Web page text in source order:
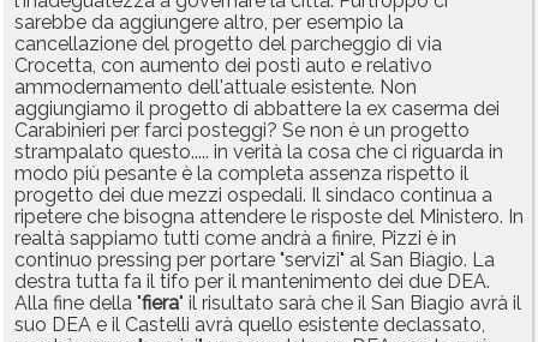
sarebbe da aggiungere altro, per esempio la
cancellazione del progetto del parcheggio di via
Crocetta, con aumento dei posti auto e relativo
ammodernamento dell'attuale esistente. Non
aggiungiamo il progetto di abbattere la ex caserma dei
Carabinieri per farci posteggi? Se non è un progetto
strampalato questo..... in verità la cosa che ci riguarda in
modo più pesante è la completa assenza rispetto il
progetto dei due mezzi ospedali. Il sindaco continua a
ripetere che bisogna attendere le risposte del Ministero. In
realtà sappiamo tutti come andrà a finire, Pizzi è in
continuo pressing per portare "servizi" al San Biagio. La
destra tutta fa il tifo per il mantenimento dei due DEA.
Alla fine della "fiera" il risultato sarà che il San Biagio avrà il
suo DEA e il Castelli avrà quello esistente declassato,